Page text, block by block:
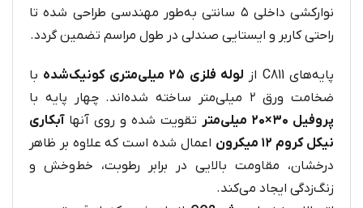
نوارکشی داخلی ۵ سانتی به‌طور مهندسی طراحی شده تا
راحتی کاربر و ایستایی صندلی در طول مراسم تضمین گردد.
پایه‌های C811 از لوله فلزی ۲۵ میلی‌متری کونیک‌شده
با
ضخامت ورق ۲ میلی‌متر ساخته شده‌اند. چهار پایه با
پروفیل ۳۰×۲۰ میلی‌متر
تقویت شده و روی آنهاآبکاری
نیکل کروم ۱۲ میکرون
اعمال شده است که علاوه بر ظاهر
درخشان، مقاومت بالایی در برابر رطوبت، خط‌وخش و
زنگ‌زدگی ایجاد می‌کند.